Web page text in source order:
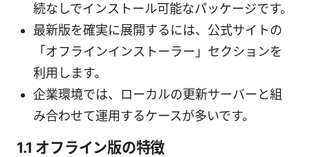
続なしでインストール可能なパッケージです。
最新版を確実に展開するには、公式サイトの
「オフラインインストーラー」セクションを
利用します。
企業環境では、ローカルの更新サーバーと組
み合わせて運用するケースが多いです。
1.1 オフライン版の特徴